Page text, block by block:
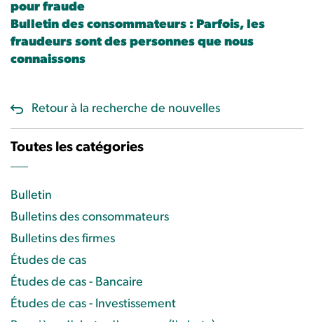
pour fraude
Bulletin des consommateurs : Parfois, les
fraudeurs sont des personnes que nous
connaissons
Retour à la recherche de nouvelles
Toutes les catégories
Bulletin
Bulletins des consommateurs
Bulletins des firmes
Études de cas
Études de cas - Bancaire
Études de cas - Investissement